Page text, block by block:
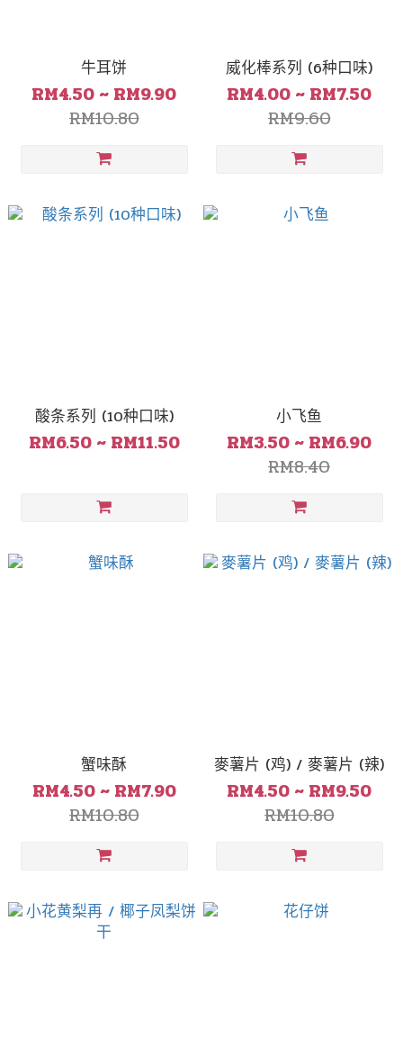
牛耳饼
RM4.50 ~ RM9.90
RM10.80
威化棒系列 (6种口味)
RM4.00 ~ RM7.50
RM9.60
酸条系列 (10种口味)
RM6.50 ~ RM11.50
小飞鱼
RM3.50 ~ RM6.90
RM8.40
蟹味酥
RM4.50 ~ RM7.90
RM10.80
麥薯片 (鸡) / 麥薯片 (辣)
RM4.50 ~ RM9.50
RM10.80